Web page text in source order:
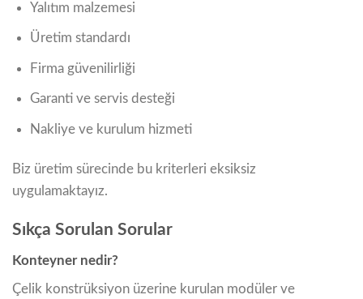
Yalıtım malzemesi
Üretim standardı
Firma güvenilirliği
Garanti ve servis desteği
Nakliye ve kurulum hizmeti
Biz üretim sürecinde bu kriterleri eksiksiz
uygulamaktayız.
Sıkça Sorulan Sorular
Konteyner nedir?
Çelik konstrüksiyon üzerine kurulan modüler ve